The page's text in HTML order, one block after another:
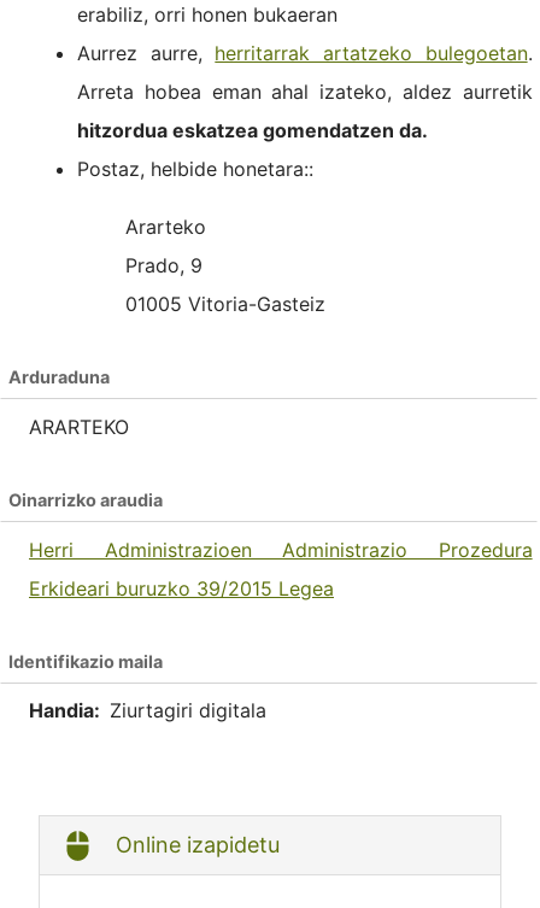
erabiliz, orri honen bukaeran
Aurrez aurre, herritarrak artatzeko bulegoetan.
Arreta hobea eman ahal izateko, aldez aurretik
hitzordua eskatzea gomendatzen da.
Postaz, helbide honetara::
Ararteko
Prado, 9
01005 Vitoria-Gasteiz
Arduraduna
ARARTEKO
Oinarrizko araudia
Herri Administrazioen Administrazio Prozedura
Erkideari buruzko 39/2015 Legea
Identifikazio maila
Handia: Ziurtagiri digitala
Online izapidetu